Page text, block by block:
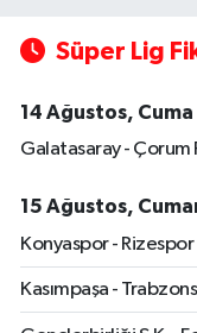
Süper Lig
14 Ağustos, Cuma
Galatasaray - Çorum
15 Ağustos,
Konyaspor - Rizespor
Kasımpaşa -